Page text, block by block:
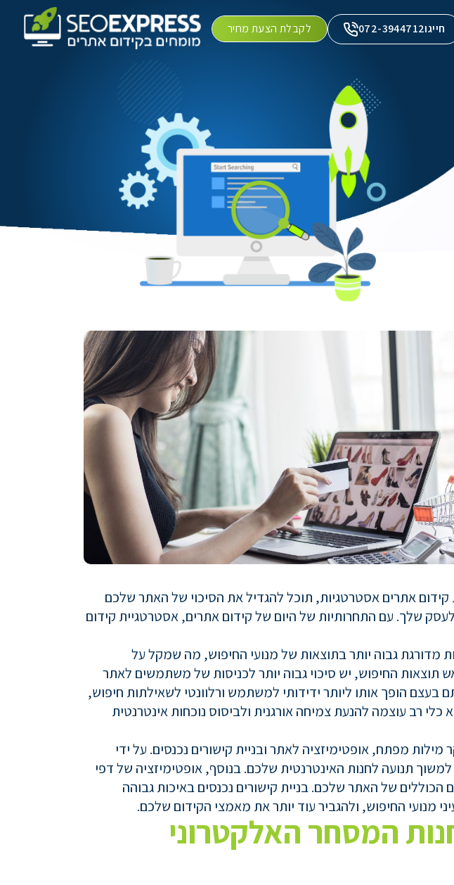
חייגו072-3944712 לקבלת הצעת מחיר
אתרים אסטרטגיות, תוכל להגדיל את הסיכוי של האתר שלכם
שלך. עם התחרותיות של היום של קידום אתרים, אסטרטגיית קידום
מדורגת גבוה יותר בתוצאות של מנועי החיפוש, מה שמקל על
החיפוש, יש סיכוי גבוה יותר לכניסות של משתמשים לאתר
הופך אותו ליותר ידידותי למשתמש ורלוונטי לשאילתות חיפוש,
רב עוצמה להנעת צמיחה אורגנית ולביסוס נוכחות אינטרנטית
מפתח, אופטימיזציה לאתר ובניית קישורים נכנסים. על ידי
תנועה לחנות האינטרנטית שלכם. בנוסף, אופטימיזציה של דפי
הכוללים של האתר שלכם. בניית קישורים נכנסים באיכות גבוהה
מנועי החיפוש, ולהגביר עוד יותר את מאמצי הקידום שלכם.
המסחר האלקטרוני